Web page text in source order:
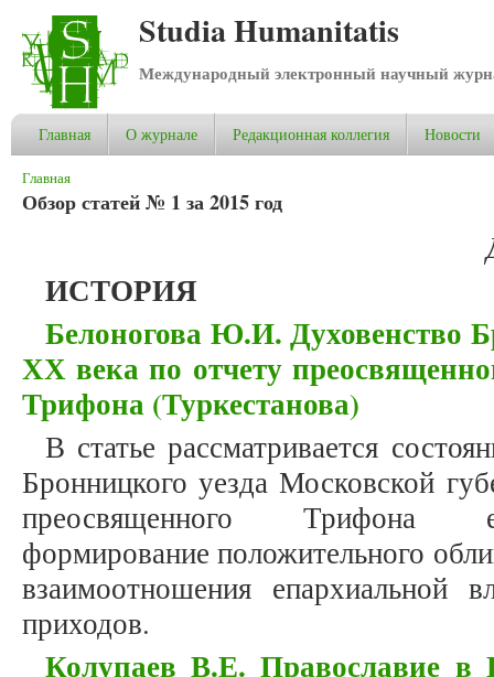
Studia Humanitatis
Международный электронный научный
Главная О журнале Редакционная коллегия Новости
Вы здесь
Главная
Обзор статей № 1 за 2015 год
ИСТОРИЯ
Белоногова Ю.И. Духовенство
ХХ века по отчету
Трифона (Туркестанова)
В статье рассматривается
Бронницкого уезда Московской
преосвященного Трифона
формирование положительного
взаимоотношения епархиальной
приходов.
Колупаев В.Е. Православие в